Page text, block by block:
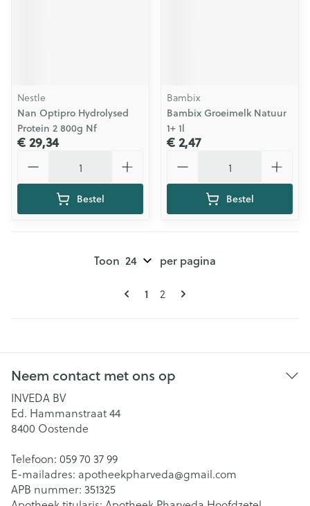
Nestle
Nan Optipro Hydrolysed
Protein 2 800g Nf
€ 29,34
Bestel
Bambix
Bambix Groeimelk Natuur
1+ 1l
€ 2,47
Bestel
Pagina's
U lees momenteel pagina
1 Pagina
2
Toon per pagina
Neem contact met ons op
INVEDA BV
Ed. Hammanstraat 44
8400 Oostende
Telefoon: 059 70 37 99
E-mailadres: apotheekpharveda@gmail.com
APB nummer: 351325